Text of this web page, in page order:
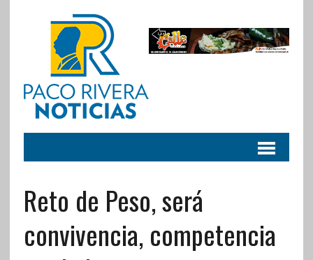
Reto de Peso, será
convivencia, competencia